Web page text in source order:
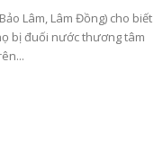
Lâm, Lâm Đồng) cho biết
bị đuối nước thương tâm